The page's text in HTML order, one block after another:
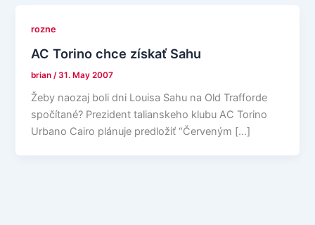
rozne
AC Torino chce získať Sahu
brian /31. May 2007
Žeby naozaj boli dni Louisa Sahu na Old Trafforde
spočítané? Prezident talianskeho klubu AC Torino
Urbano Cairo plánuje predložiť “Červeným […]